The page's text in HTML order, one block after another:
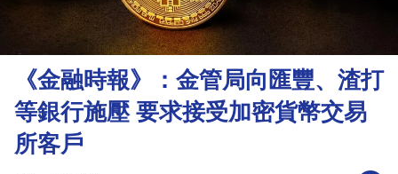
市
理
財
商
《金融時報》：金管局向匯豐、渣打
等銀行施壓 要求接受加密貨幣交易
所客戶